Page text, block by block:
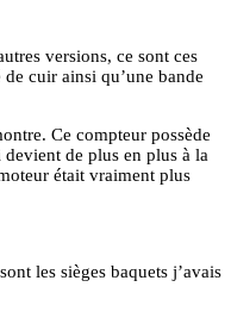
versions, ce sont ces
cuir ainsi qu’une bande
Ce compteur possède
de plus en plus à la
était vraiment plus
les sièges baquets j’avais